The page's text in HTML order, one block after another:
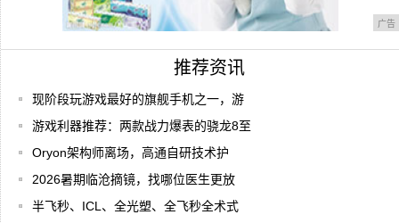
广告
推荐资讯
现阶段玩游戏最好的旗舰手机之一，游
游戏利器推荐：两款战力爆表的骁龙8至
Oryon架构师离场，高通自研技术护
2026暑期临沧摘镜，找哪位医生更放
半飞秒、ICL、全光塑、全飞秒全术式